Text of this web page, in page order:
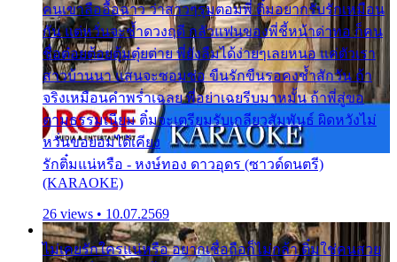
คนเขาลืออื้อฉาว ว่าสาวๆรุมตอมพี่ ติ๋มอยากรับรักเหมือน
กัน แต่หวั่นจะช้ำดวงฤดี กลัวแฟนของพี่ชี้หน้าด่าทอ ก็คน
ชื่อต๋อยต้อยตุ้มตุ๋ยต่าย พี่ยังลืมได้ง่ายๆเลยหนอ แค่ตัวเรา
สาวบ้านนา แสนจะซอมซ่อ ขืนรักขืนรอคงช้ำสักวัน ถ้า
จริงเหมือนคำพร่ำเฉลย พี่อย่าเฉยรีบมาหมั้น ถ้าพี่สู่ขอ
ตามธรรมเนียม ติ๋มจะเตรียมรับเกลียวสัมพันธ์ ผิดหวังไม่
หวั่นขอยอมได้เคียง
รักติ๋มแน่หรือ - หงษ์ทอง ดาวอุดร (ซาวด์ดนตรี)
(KARAOKE)
26 views • 10.07.2569
ไม่เคยรักใครแน่หรือ อยากเชื่อถือก็ไม่กล้า ติ๋มใช่คนสวย